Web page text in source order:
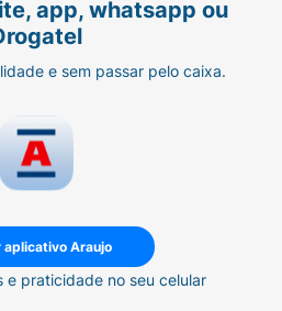
app, whatsapp ou
e sem passar pelo caixa.
aplicativo Araujo
e praticidade no seu celular